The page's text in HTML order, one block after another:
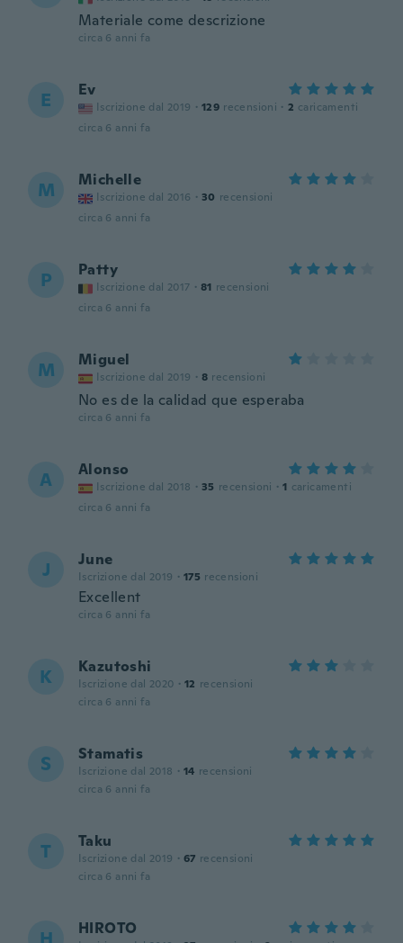
Materiale come descrizione
circa 6 anni fa
E Ev
Iscrizione dal 2019 · 129 recensioni · 2 caricamenti
circa 6 anni fa
M Michelle
Iscrizione dal 2016 · 30 recensioni
circa 6 anni fa
P Patty
Iscrizione dal 2017 · 81 recensioni
circa 6 anni fa
M Miguel
Iscrizione dal 2019 · 8 recensioni
No es de la calidad que esperaba
circa 6 anni fa
A Alonso
Iscrizione dal 2018 · 35 recensioni · 1 caricamenti
circa 6 anni fa
J June
Iscrizione dal 2019 · 175 recensioni
Excellent
circa 6 anni fa
K Kazutoshi
Iscrizione dal 2020 · 12 recensioni
circa 6 anni fa
S Stamatis
Iscrizione dal 2018 · 14 recensioni
circa 6 anni fa
T Taku
Iscrizione dal 2019 · 67 recensioni
circa 6 anni fa
HIROTO